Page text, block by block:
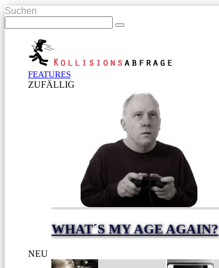
Suchen
FEATURES
ZUFÄLLIG
WHAT´S MY AGE AGAIN?
NEU